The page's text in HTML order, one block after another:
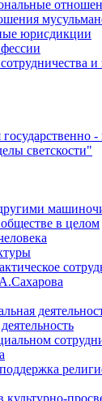
юрисдикции
и
светскости"
в целом